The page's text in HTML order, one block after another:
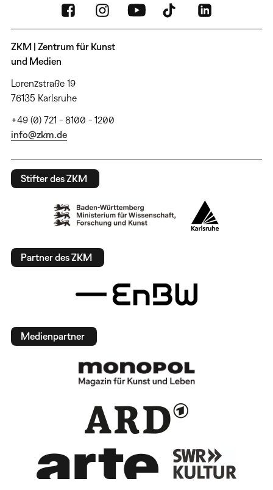
ZKM | Zentrum für Kunst
und Medien
Lorenzstraße 19
76135 Karlsruhe
+49 (0) 721 - 8100 - 1200
info@zkm.de
Stifter des ZKM
Partner des ZKM
Medienpartner